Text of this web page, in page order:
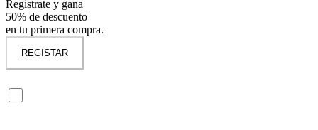
Registrate y gana
50% de descuento
en tu primera compra.
REGISTAR